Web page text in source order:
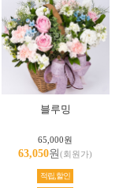
블루밍
65,000원
63,050원(회원가)
적립,할인